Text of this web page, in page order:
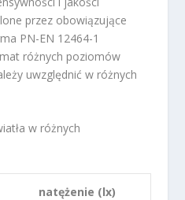
przez obowiązujące
PN-EN 12464-1
różnych poziomów
uwzględnić w różnych
w różnych
natężenie (lx)